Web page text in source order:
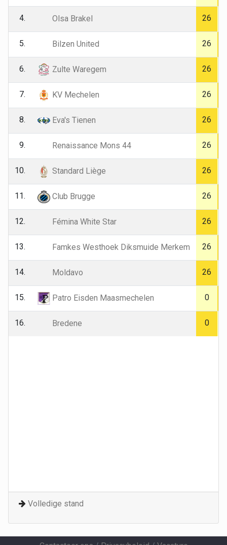
4. Olsa Brakel 26
5. Bilzen United 26
6. Zulte Waregem 26
7. KV Mechelen 26
8. Eva's Tienen 26
9. Renaissance Mons 44 26
10. Standard Liège 26
11. Club Brugge 26
12. Fémina White Star 26
13. Famkes Westhoek Diksmuide Merkem 26
14. Moldavo 26
15. Patro Eisden Maasmechelen 0
16. Bredene 0
Volledige stand